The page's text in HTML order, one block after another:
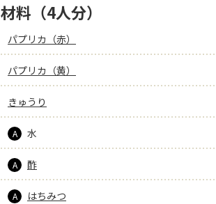
材料（4人分）
パプリカ（赤）
パプリカ（黄）
きゅうり
A 水
A 酢
A はちみつ